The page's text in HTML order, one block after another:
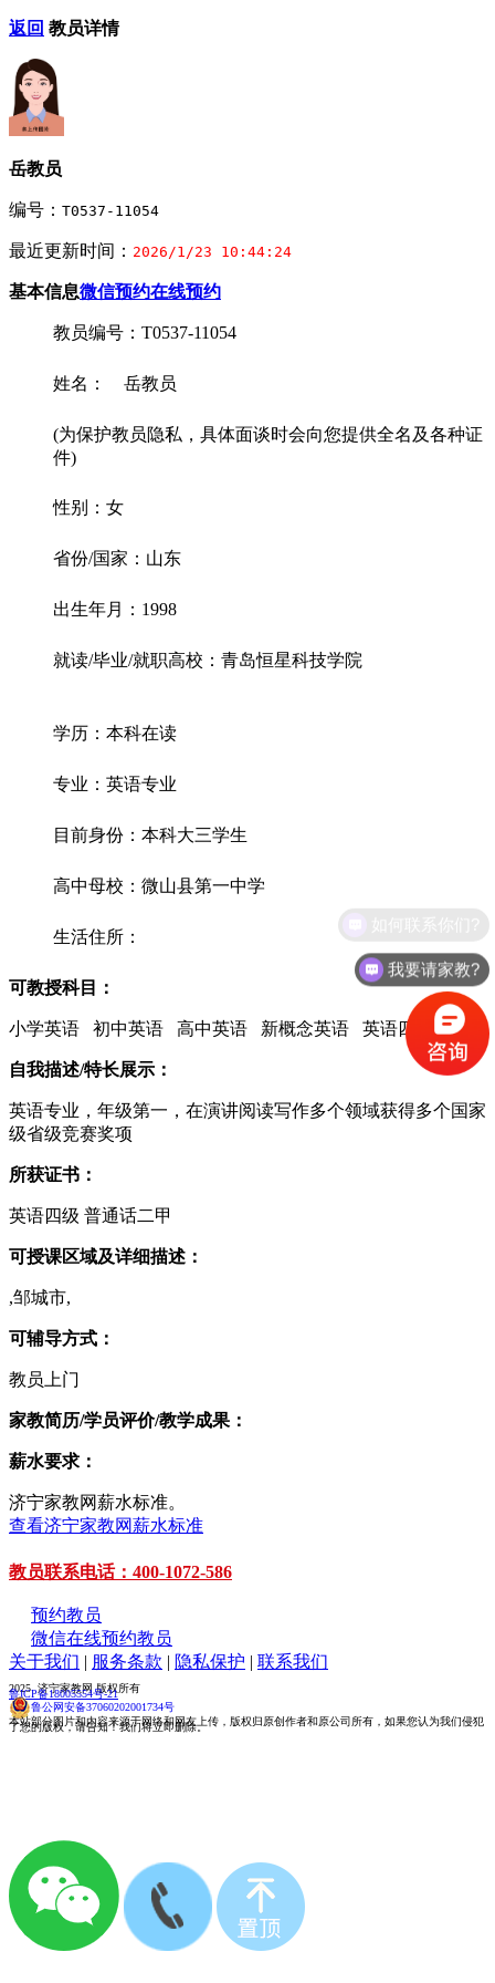
返回 教员详情
岳教员
编号： T0537-11054
最近更新时间： 2026/1/23 10:44:24
基本信息微信预约在线预约
教员编号：T0537-11054
姓名： 岳教员
(为保护教员隐私，具体面谈时会向您提供全名及各种证
件)
性别：女
省份/国家：山东
出生年月：1998
就读/毕业/就职高校：青岛恒星科技学院
学历：本科在读
专业：英语专业
目前身份：本科大三学生
高中母校：微山县第一中学
生活住所：
可教授科目：
小学英语 初中英语 高中英语 新概念英语 英语四级
自我描述/特长展示：
英语专业，年级第一，在演讲阅读写作多个领域获得多个国家
级省级竞赛奖项
所获证书：
英语四级 普通话二甲
可授课区域及详细描述：
,邹城市,
可辅导方式：
教员上门
家教简历/学员评价/教学成果：
薪水要求：
济宁家教网薪水标准。
查看济宁家教网薪水标准
教员联系电话：400-1072-586
预约教员
微信在线预约教员
关于我们 | 服务条款 | 隐私保护 | 联系我们
2025 济宁家教网 版权所有
鲁ICP备18005554号-21
鲁公网安备37060202001734号
本站部分图片和内容来源于网络和网友上传，版权归原创作者和原公司所有，如果您认为我们侵犯
了您的版权，请告知！我们将立即删除。
我要请家教?